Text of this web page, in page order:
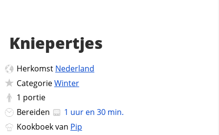
Kniepertjes
Herkomst Nederland
CategorieWinter
1 portie
Bereiden
1 uur en 30 min.
Kookboek van Pip